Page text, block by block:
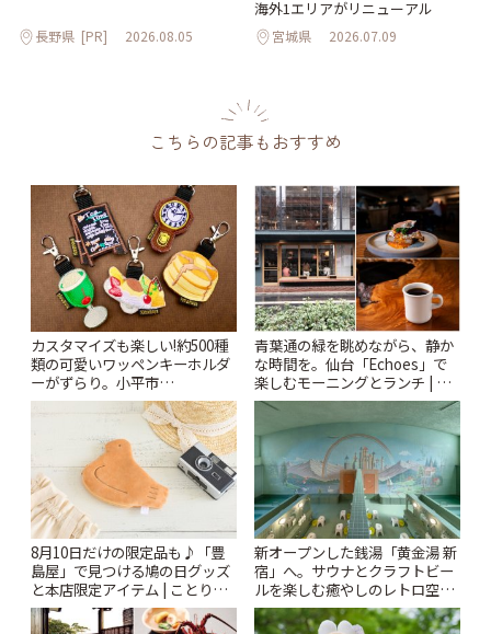
長野県 [PR] 2026.08.05
海外1エリアがリニューアル
宮城県 2026.07.09
こちらの記事もおすすめ
カスタマイズも楽しい!約500種
類の可愛いワッペンキーホルダ
ーがずらり。小平市
「Kimamaya T&K」 | ことりっ
青葉通の緑を眺めながら、静か
な時間を。仙台「Echoes」で
楽しむモーニングとランチ | こ
とりっぷ
8月10日だけの限定品も♪「豊
島屋」で見つける鳩の日グッズ
と本店限定アイテム | ことりっ
ぷ
新オープンした銭湯「黄金湯 新
宿」へ。サウナとクラフトビー
ルを楽しむ癒やしのレトロ空間
| ことりっぷ